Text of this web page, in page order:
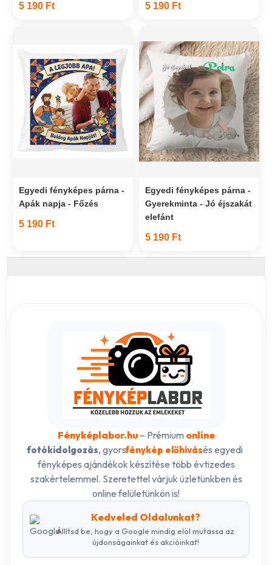
5 190 Ft 5 190 Ft
Egyedi fényképes párna -
Apák napja - Főzés
5 190 Ft
Egyedi fényképes párna -
Gyerekminta - Jó éjszakát
elefánt
5 190 Ft
Fényképlabor.hu– Prémium online
fotókidolgozás, gyorsfénykép előhívásés egyedi
fényképes ajándékok készítése több évtizedes
szakértelemmel. Szeretettel várjuk üzletünkben és
online felületünkön is!
Kedveled Oldalunkat?
Állítsd be, hogy a Google mindig elöl mutassa az
újdonságainkat és akcióinkat!